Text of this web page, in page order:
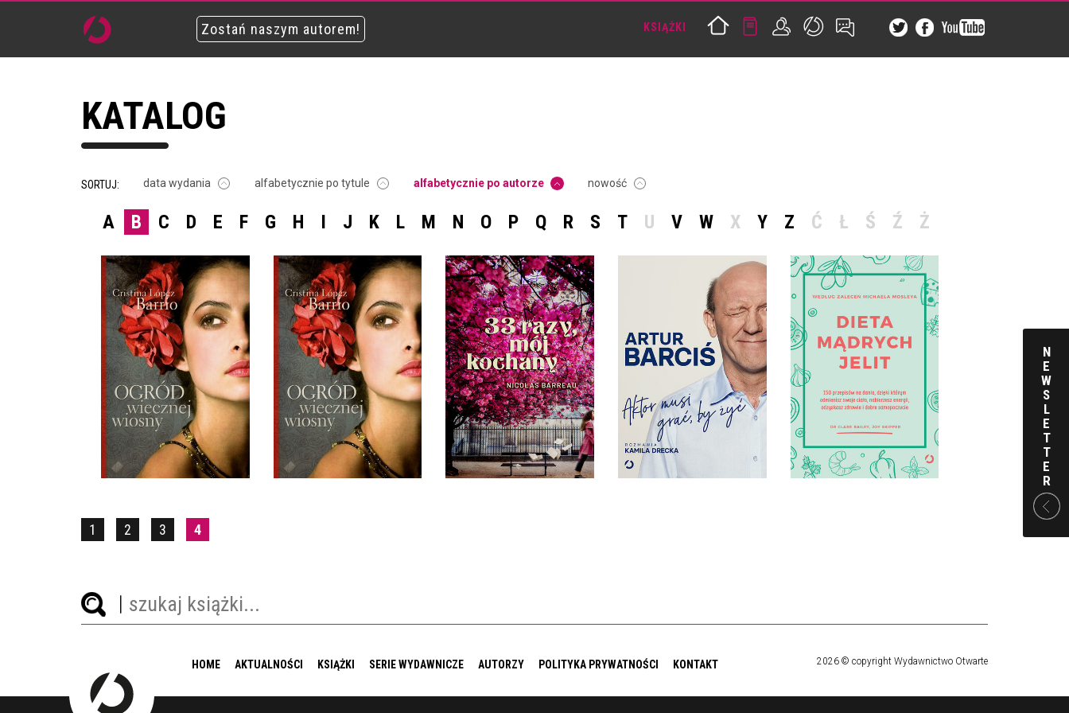
Zostań naszym autorem! KSIĄŻKI
KATALOG
SORTUJ: data wydania alfabetycznie po tytule alfabetycznie po autorze nowość
A B C D E F G H I J K L M N O P Q R S T U V W X Y Z Ć Ł Ś Ź Ż
OGRÓD WIECZNEJ
WIOSNY
CRISTINA LÓPEZ BARRIO
OPRAWA MIĘKKA
32,90 ZŁ
OGRÓD WIECZNEJ
WIOSNY
CRISTINA LÓPEZ BARRIO
OPRAWA TWARDA
36,90 ZŁ
33 RAZY, MÓJ KOCHANY
NICOLAS BARREAU
OPRAWA MIĘKKA ZE
SKRZYDEŁKAMI
34,90 ZŁ
AKTOR MUSI GRAĆ, BY
ŻYĆ
KAMILA DRECKA, ARTUR
BARCIŚ
OPRAWA TWARDA
49,99 ZŁ
DIETA MĄDRYCH JELIT
DR CLARE BAILEY, JOY
SKIPPER
SKRZYDEŁKAMI
39,90 ZŁ
1 2 3 4
HOME AKTUALNOŚCI KSIĄŻKI SERIE WYDAWNICZE AUTORZY POLITYKA PRYWATNOŚCI KONTAKT 2026 © copyright Wydawnictwo Otwarte
N
E
W
S
L
E
T
T
E
R